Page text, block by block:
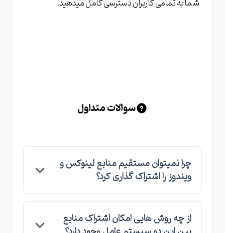
شما به تمامی کاربران دسترسی کامل میدهید.
سوالات متداول
چرا نمیتوان مستقیم منابع لینوکس و
ویندوز را اشتراک گذاری کرد؟
اند و هرکدام روش مخصوص به خود را برای اشتراک
از چه روش هایی امکان اشتراک منابع